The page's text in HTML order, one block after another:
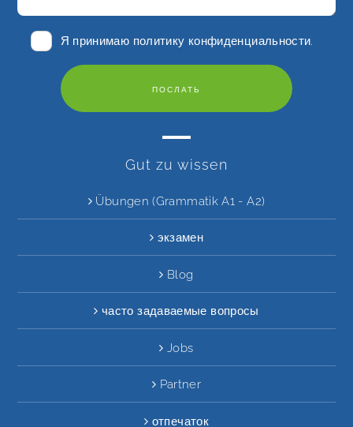
Я принимаю политику конфиденциальности.
Gut zu wissen
Übungen (Grammatik A1 - A2)
экзамен
Blog
часто задаваемые вопросы
Jobs
Partner
отпечаток